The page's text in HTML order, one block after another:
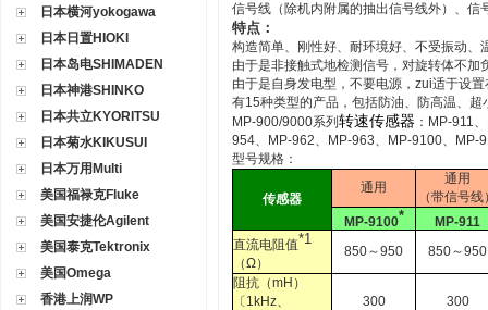
日本横河yokogawa
日本日置HIOKI
日本岛电SHIMADEN
日本神港SHINKO
日本共立KYORITSU
日本菊水KIKUSUI
日本万用Multi
美国福禄克Fluke
美国安捷伦Agilent
美国泰克Tektronix
美国Omega
香港上润WP
信号线（除机内附属的抽出信号线外）、信
特点：
构造简单、刚性好、耐环境好、不受振动、
由于是非接触式地检测信号，对旋转体不加
由于是自身发电型，不要电源，zui适于设置
有15种类型的产品，包括防油、防高温、超
MP-900/9000系列 转速传感器 ：MP-911
954、MP-962、MP-963、MP-9100、MP-
型号规格：
传感器
通用
通用
（带信号线
MP-9100*
MP-911
直流电阻值*1
（Ω）
850～950 850～950
阻抗（mH）
〔1kHz、
300 300